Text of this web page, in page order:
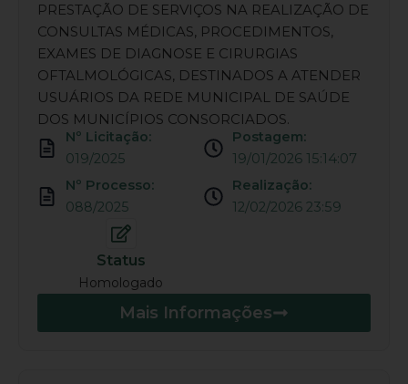
PRESTAÇÃO DE SERVIÇOS NA REALIZAÇÃO DE
CONSULTAS MÉDICAS, PROCEDIMENTOS,
EXAMES DE DIAGNOSE E CIRURGIAS
OFTALMOLÓGICAS, DESTINADOS A ATENDER
USUÁRIOS DA REDE MUNICIPAL DE SAÚDE
DOS MUNICÍPIOS CONSORCIADOS.
Nº Licitação:
019/2025
Nº Processo:
088/2025
Postagem:
19/01/2026 15:14:07
Realização:
12/02/2026 23:59
Status
Homologado
Mais Informações